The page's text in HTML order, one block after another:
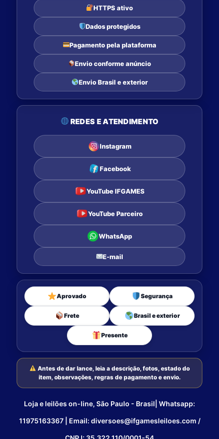
HTTPS ativo
Dados protegidos
Pagamento pela plataforma
Envio conforme anúncio
Envio Brasil e exterior
REDES E ATENDIMENTO
Instagram
Facebook
YouTube IFGAMES
YouTube Parceiro
WhatsApp
E-mail
Aprovado Segurança
Frete Brasil e exterior
Presente
Antes de dar lance, leia a descrição, fotos, estado do
item, observações, regras de pagamento e envio.
Loja e leilões on-line, São Paulo - Brasil| Whatsapp:
11975163367 | Email: diversoes@ifgamesleiloes.com /